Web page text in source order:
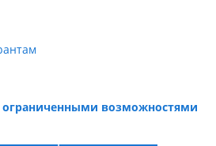
ограниченными возможностями